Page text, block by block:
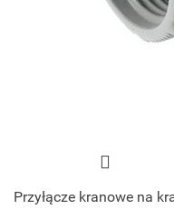
Przyłącze kranowe na